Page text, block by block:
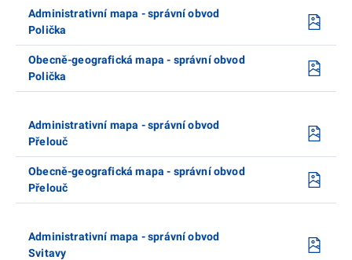
Administrativní mapa - správní obvod
Polička
Obecně-geografická mapa - správní obvod
Polička
Administrativní mapa - správní obvod
Přelouč
Obecně-geografická mapa - správní obvod
Přelouč
Administrativní mapa - správní obvod
Svitavy